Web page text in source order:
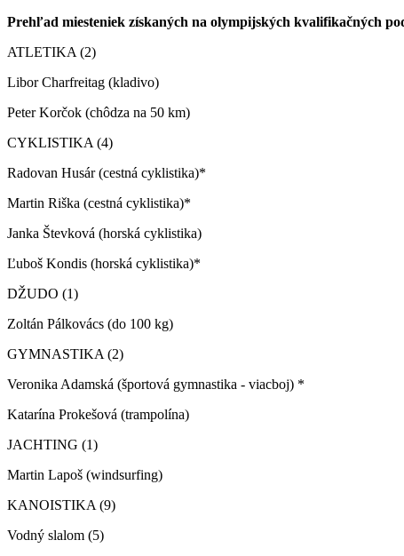
Prehľad miesteniek získaných na olympijských kvalifikačných
ATLETIKA (2)
Libor Charfreitag (kladivo)
Peter Korčok (chôdza na 50 km)
CYKLISTIKA (4)
Radovan Husár (cestná cyklistika)*
Martin Riška (cestná cyklistika)*
Janka Števková (horská cyklistika)
Ľuboš Kondis (horská cyklistika)*
DŽUDO (1)
Zoltán Pálkovács (do 100 kg)
GYMNASTIKA (2)
Veronika Adamská (športová gymnastika - viacboj) *
Katarína Prokešová (trampolína)
JACHTING (1)
Martin Lapoš (windsurfing)
KANOISTIKA (9)
Vodný slalom (5)